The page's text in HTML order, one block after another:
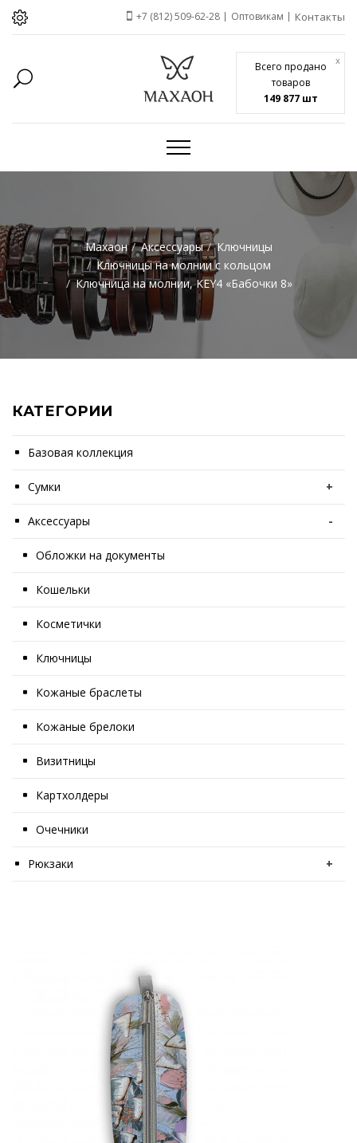
Всего продано
товаров
149 877 шт
x
+7 (812) 509-62-28 Оптовикам Контакты
Махаон Аксессуары
Ключницы
Ключницы на молнии c кольцом
Ключница на молнии, KEY4 «Бабочки 8»
КАТЕГОРИИ
Базовая коллекция
Сумки +
Аксессуары -
Обложки на документы
Кошельки
Косметички
Ключницы
Кожаные браслеты
Кожаные брелоки
Визитницы
Картхолдеры
Очечники
Рюкзаки +